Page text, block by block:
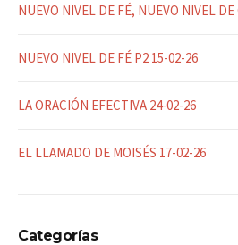
NUEVO NIVEL DE FÉ, NUEVO NIVEL
NUEVO NIVEL DE FÉ P2 15-02-26
LA ORACIÓN EFECTIVA 24-02-26
EL LLAMADO DE MOISÉS 17-02-26
Categorías